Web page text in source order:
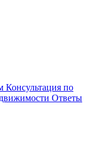
Консультация по
Ответы